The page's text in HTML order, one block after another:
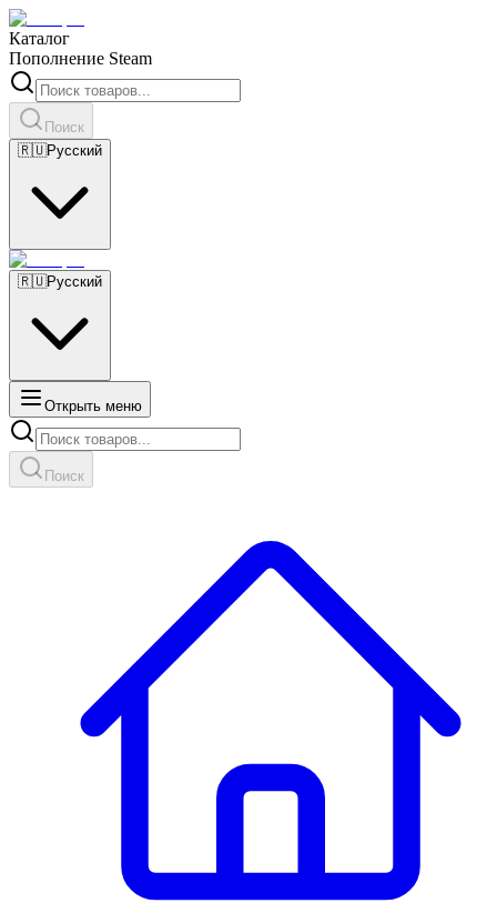
Каталог
Пополнение Steam
Поиск
🇷🇺Русский
🇷🇺Русский
Открыть меню
Поиск